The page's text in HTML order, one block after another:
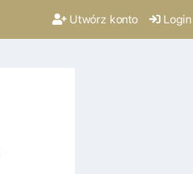
Utwórz konto Login